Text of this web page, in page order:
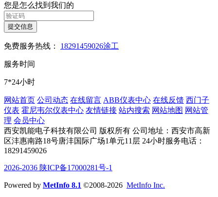
您是怎么找到我们的
提交信息
免费服务热线： 18291459026涂工
服务时间
7*24小时
网站首页 公司动态 在线留言 ABB仪表中心 在线反馈 西门子
仪表 霍尼韦尔仪表中心 友情链接 站内搜索 网站地图 网站管
理 会员中心
西安凯能电子科技有限公司 版权所有 公司地址：西安市高新
区沣惠南路18号唐沣国际广场1单元11层 24小时服务电话：
18291459026
2026-2036 陕ICP备17000281号-1
Powered by MetInfo 8.1 ©2008-2026 MetInfo Inc.